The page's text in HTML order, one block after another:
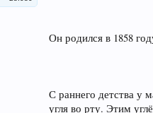
Он родился в 1858
С раннего детства у
угля во рту. Этим